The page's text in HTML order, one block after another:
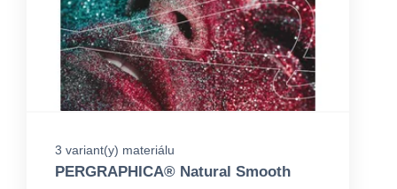
3 variant(y) materiálu
PERGRAPHICA® Natural Smooth